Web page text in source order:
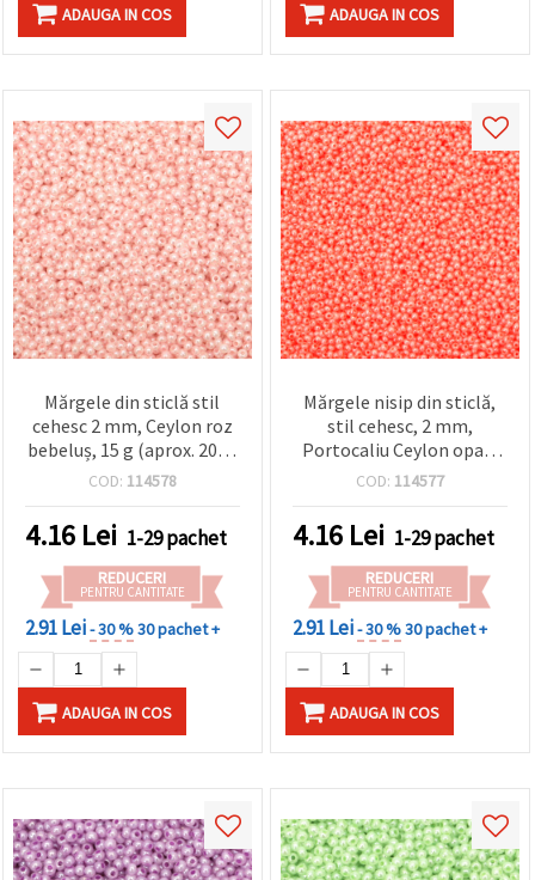
ADAUGA IN COS ADAUGA IN COS
Mărgele din sticlă stil
cehesc 2 mm, Ceylon roz
bebeluș, 15 g (aprox. 2050
buc.)
COD: 114578
4.16 Lei 1-29 pachet
REDUCERI
PENTRU CANTITATE
2.91 Lei- 30 %30 pachet +
ADAUGA IN COS
Mărgele nisip din sticlă,
stil cehesc, 2 mm,
Portocaliu Ceylon opac,
15 g (~2050 buc.)
COD: 114577
4.16 Lei 1-29 pachet
REDUCERI
PENTRU CANTITATE
2.91 Lei- 30 %30 pachet +
ADAUGA IN COS